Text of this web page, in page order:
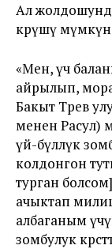
Ал
көрүшү
«Мен, үч
айрылып,
Бакыт Төрөев
менен Расул)
үй-бүлөлүк
колдонгон
турган
ачыктап
албаганым
зомбулук